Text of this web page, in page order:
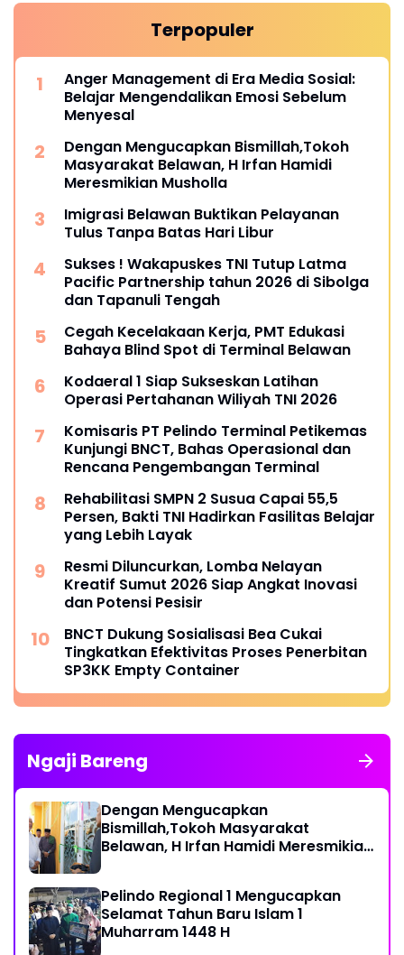
Terpopuler
Anger Management di Era Media Sosial:
Belajar Mengendalikan Emosi Sebelum
Menyesal
Dengan Mengucapkan Bismillah,Tokoh
Masyarakat Belawan, H Irfan Hamidi
Meresmikian Musholla
Imigrasi Belawan Buktikan Pelayanan
Tulus Tanpa Batas Hari Libur
Sukses ! Wakapuskes TNI Tutup Latma
Pacific Partnership tahun 2026 di Sibolga
dan Tapanuli Tengah
Cegah Kecelakaan Kerja, PMT Edukasi
Bahaya Blind Spot di Terminal Belawan
Kodaeral 1 Siap Sukseskan Latihan
Operasi Pertahanan Wiliyah TNI 2026‎
Komisaris PT Pelindo Terminal Petikemas
Kunjungi BNCT, Bahas Operasional dan
Rencana Pengembangan Terminal
Rehabilitasi SMPN 2 Susua Capai 55,5
Persen, Bakti TNI Hadirkan Fasilitas Belajar
yang Lebih Layak
Resmi Diluncurkan, Lomba Nelayan
Kreatif Sumut 2026 Siap Angkat Inovasi
dan Potensi Pesisir
BNCT Dukung Sosialisasi Bea Cukai
Tingkatkan Efektivitas Proses Penerbitan
SP3KK Empty Container
Ngaji Bareng
Dengan Mengucapkan
Bismillah,Tokoh Masyarakat
Belawan, H Irfan Hamidi Meresmikian
Pelindo Regional 1 Mengucapkan
Selamat Tahun Baru Islam 1
Muharram 1448 H